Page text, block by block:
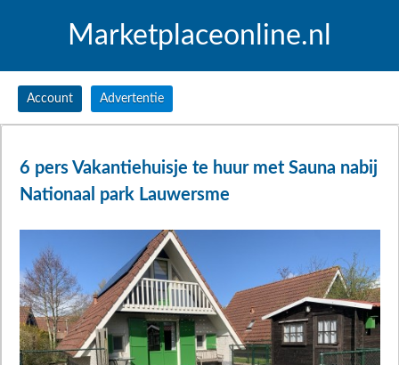
Marketplaceonline.nl
Account Advertentie
6 pers Vakantiehuisje te huur met Sauna nabij
Nationaal park Lauwersme